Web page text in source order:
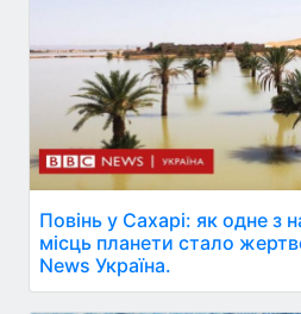
Повінь у Сахарі: як одне з
місць планети стало
News Україна.